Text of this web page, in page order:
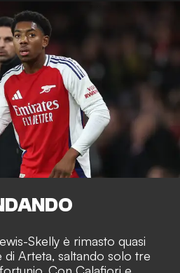
Skelly è rimasto quasi
Arteta, saltando solo tre
Con Calafiori e